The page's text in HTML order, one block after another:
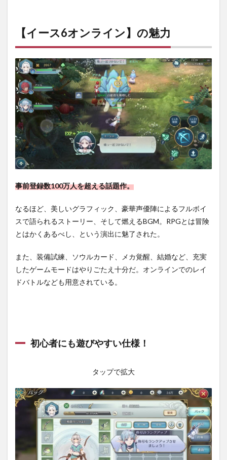
【イース6オンライン】の魅力
事前登録数100万人を超える話題作。
なるほど、美しいグラフィック、豪華声優陣によるフルボイ
スで語られるストーリー、そして燃えるBGM。RPGとは冒険
とはかくあるべし、という演出に魅了された。
また、装備試練、ソウルカード、メカ覚醒、結婚など、 充実
したゲームモードはやりごたえ十分だ。オンラインでのレイ
ドバトルなども用意されている。
初心者にも遊びやすい仕様！
タップで拡大